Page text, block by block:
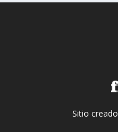
Sitio